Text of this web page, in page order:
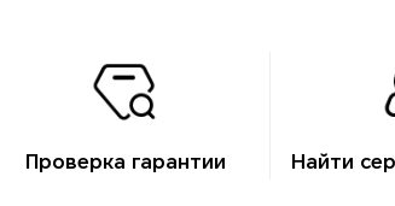
Проверка гарантии Найти